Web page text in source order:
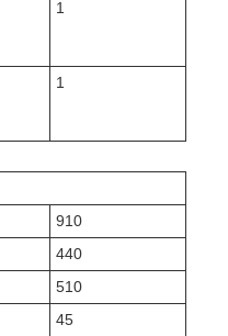
1
1
910
440
510
45